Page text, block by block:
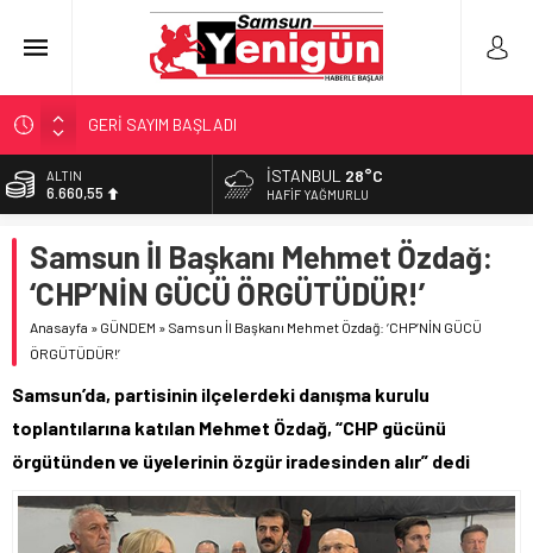
GERİ SAYIM BAŞLADI
SAMSUNSPOR’DA HEDEF 5’İNCİLİK!
‘BAFRA’YA YATIRIM YAPIN!’
YÖNETİCİ SEÇERKEN YAPILAN EN BÜYÜK HATALAR
ALTIN
6.660,55
13.779,39
DOLAR
47,7111
EURO
İSTANBUL 28°C
HAFIF YAĞMURLU
Samsun İl Başkanı Mehmet Özdağ:
‘CHP’NİN GÜCÜ ÖRGÜTÜDÜR!’
Anasayfa » GÜNDEM » Samsun İl Başkanı Mehmet Özdağ: ‘CHP’NİN GÜCÜ
ÖRGÜTÜDÜR!’
Samsun’da, partisinin ilçelerdeki danışma kurulu
toplantılarına katılan Mehmet Özdağ, “CHP gücünü
örgütünden ve üyelerinin özgür iradesinden alır” dedi